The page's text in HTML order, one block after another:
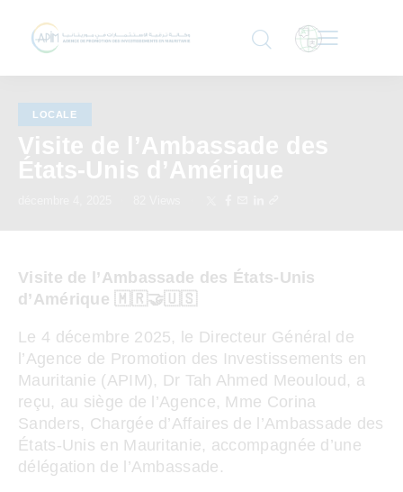
LOCALE
Visite de l’Ambassade des États-Unis
d’Amérique 🇲🇷🤝🇺🇸
Le 4 décembre 2025, le Directeur Général de
l’Agence de Promotion des Investissements en
Mauritanie (APIM), Dr Tah Ahmed Meouloud, a
reçu, au siège de l’Agence, Mme Corina
Sanders, Chargée d’Affaires de l’Ambassade des
États-Unis en Mauritanie, accompagnée d’une
délégation de l’Ambassade.